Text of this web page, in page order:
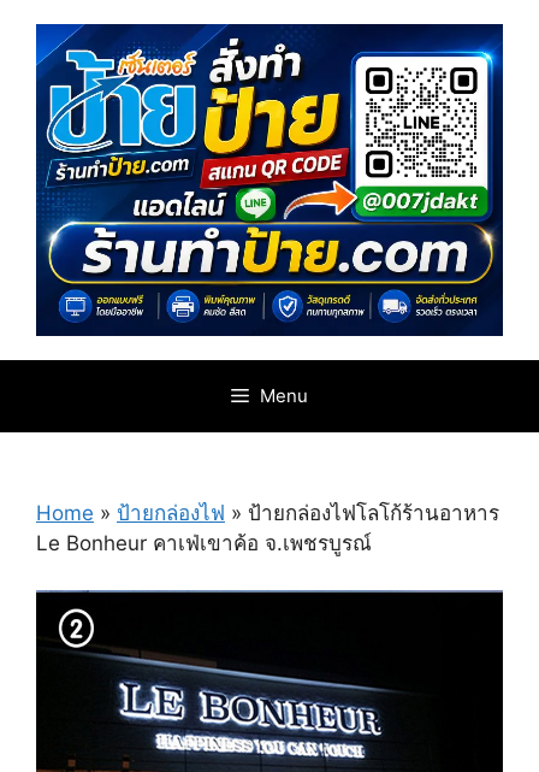
content
Menu
Home » ป้ายกล่องไฟ » ป้ายกล่องไฟโลโก้ร้านอาหาร
Le Bonheur คาเฟ่เขาค้อ จ.เพชรบูรณ์